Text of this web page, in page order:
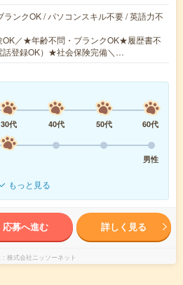
ランクOK / パソコンスキル不要 / 英語力不
OK／★年齢不問・ブランクOK★履歴書不
話登録OK）★社会保険完備＼…
30代 40代 50代
60代
男性
もっと見る
応募へ進む 詳しく見る
株式会社ニッソーネット